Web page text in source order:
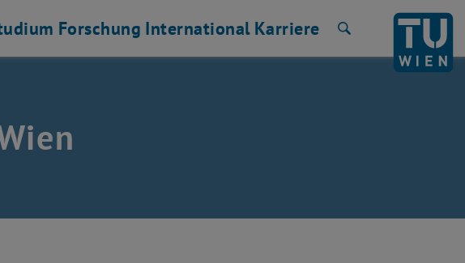
Forschung International Karriere